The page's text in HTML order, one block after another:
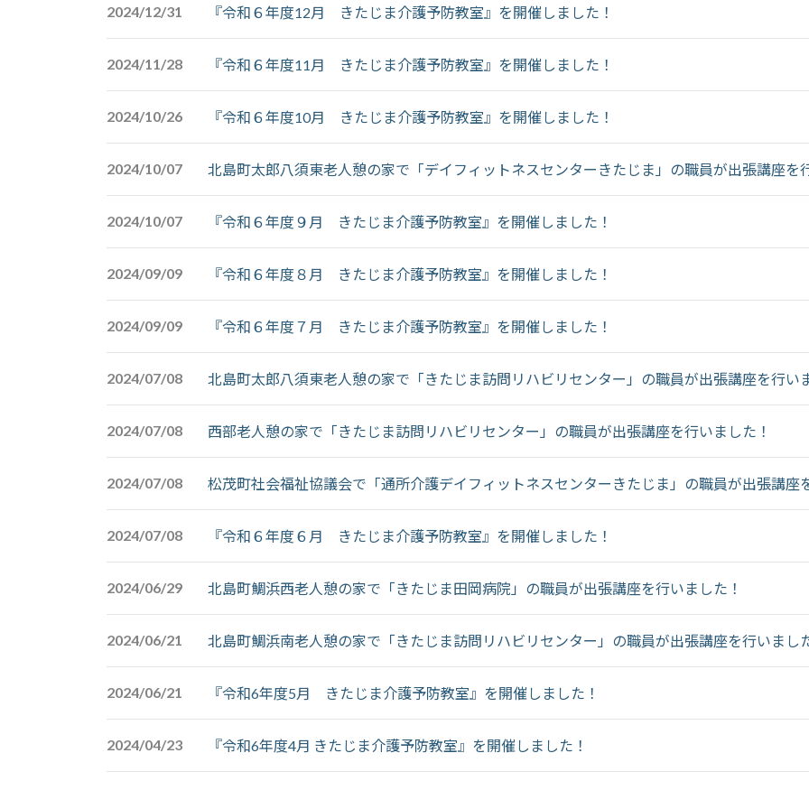
2024/12/31 『令和６年度12月 きたじま介護予防教室』を開催しました！
2024/11/28 『令和６年度11月 きたじま介護予防教室』を開催しました！
2024/10/26 『令和６年度10月 きたじま介護予防教室』を開催しました！
2024/10/07 北島町太郎八須東老人憩の家で「デイフィットネスセンターきたじま」の職員が出張講座を
2024/10/07 『令和６年度９月 きたじま介護予防教室』を開催しました！
2024/09/09 『令和６年度８月 きたじま介護予防教室』を開催しました！
2024/09/09 『令和６年度７月 きたじま介護予防教室』を開催しました！
2024/07/08 北島町太郎八須東老人憩の家で「きたじま訪問リハビリセンター」の職員が出張講座を行い
2024/07/08 西部老人憩の家で「きたじま訪問リハビリセンター」の職員が出張講座を行いました！
2024/07/08 松茂町社会福祉協議会で「通所介護デイフィットネスセンターきたじま」の職員が出張講座
2024/07/08 『令和６年度６月 きたじま介護予防教室』を開催しました！
2024/06/29 北島町鯛浜西老人憩の家で「きたじま田岡病院」の職員が出張講座を行いました！
2024/06/21 北島町鯛浜南老人憩の家で「きたじま訪問リハビリセンター」の職員が出張講座を行いまし
2024/06/21 『令和6年度5月 きたじま介護予防教室』を開催しました！
2024/04/23 『令和6年度4月 きたじま介護予防教室』を開催しました！